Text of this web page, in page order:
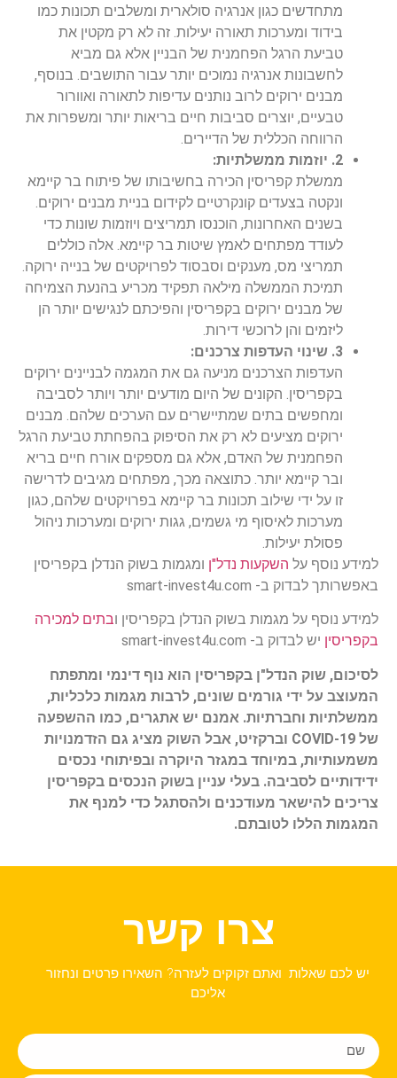
מתחדשים כגון אנרגיה סולארית ומשלבים תכונות כמו
בידוד ומערכות תאורה יעילות. זה לא רק מקטין את
טביעת הרגל הפחמנית של הבניין אלא גם מביא
לחשבונות אנרגיה נמוכים יותר עבור התושבים. בנוסף,
מבנים ירוקים לרוב נותנים עדיפות לתאורה ואוורור
טבעיים, יוצרים סביבות חיים בריאות יותר ומשפרות את
הרווחה הכללית של הדיירים.
2. יוזמות ממשלתיות:
ממשלת קפריסין הכירה בחשיבותו של פיתוח בר קיימא
ונקטה בצעדים קונקרטיים לקידום בניית מבנים ירוקים.
בשנים האחרונות, הוכנסו תמריצים ויוזמות שונות כדי
לעודד מפתחים לאמץ שיטות בר קיימא. אלה כוללים
תמריצי מס, מענקים וסבסוד לפרויקטים של בנייה ירוקה.
תמיכת הממשלה מילאה תפקיד מכריע בהנעת הצמיחה
של מבנים ירוקים בקפריסין והפיכתם לנגישים יותר הן
ליזמים והן לרוכשי דירות.
3. שינוי העדפות צרכנים:
העדפות הצרכנים מניעה גם את המגמה לבניינים ירוקים
בקפריסין. הקונים של היום מודעים יותר ויותר לסביבה
ומחפשים בתים שמתיישרים עם הערכים שלהם. מבנים
ירוקים מציעים לא רק את הסיפוק בהפחתת טביעת הרגל
הפחמנית של האדם, אלא גם מספקים אורח חיים בריא
ובר קיימא יותר. כתוצאה מכך, מפתחים מגיבים לדרישה
זו על ידי שילוב תכונות בר קיימא בפרויקטים שלהם, כגון
מערכות לאיסוף מי גשמים, גגות ירוקים ומערכות ניהול
פסולת יעילות.
למידע נוסף על השקעות נדל"ן ומגמות בשוק הנדלן בקפריסין
באפשרותך לבדוק ב- smart-invest4u.com
למידע נוסף על מגמות בשוק הנדלן בקפריסין ובתים למכירה
בקפריסין יש לבדוק ב- smart-invest4u.com
לסיכום, שוק הנדל"ן בקפריסין הוא נוף דינמי ומתפתח
המעוצב על ידי גורמים שונים, לרבות מגמות כלכליות,
ממשלתיות וחברתיות. אמנם יש אתגרים, כמו ההשפעה
של COVID-19 וברקזיט, אבל השוק מציג גם הזדמנויות
משמעותיות, במיוחד במגזר היוקרה ובפיתוחי נכסים
ידידותיים לסביבה. בעלי עניין בשוק הנכסים בקפריסין
צריכים להישאר מעודכנים ולהסתגל כדי למנף את
המגמות הללו לטובתם.
צרו קשר
יש לכם שאלות ואתם זקוקים לעזרה? השאירו פרטים ונחזור
אליכם